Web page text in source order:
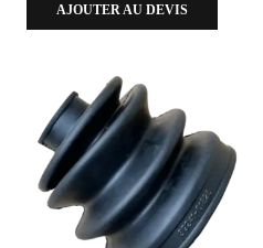
AJOUTER AU DEVIS